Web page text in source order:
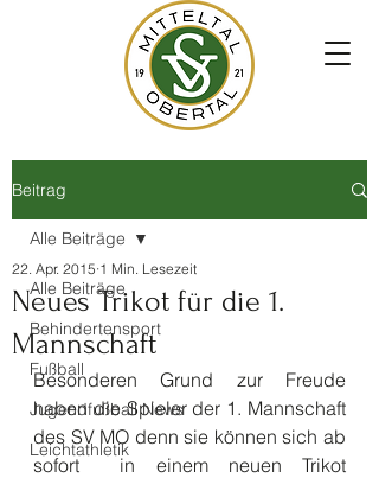
Beitrag
Alle Beiträge
Behindertensport
Fußball
Jugendfußball News
Leichtathletik
Alle Beiträge
Neues Trikot für die 1.
Mannschaft
22. Apr. 2015 1 Min. Lesezeit
Besonderen Grund zur Freude
haben die Spieler der 1. Mannschaft
des SV MO denn sie können sich ab
sofort  in einem neuen Trikot